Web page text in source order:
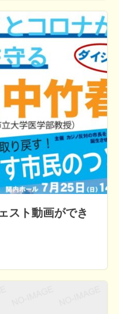
スト動画ができ